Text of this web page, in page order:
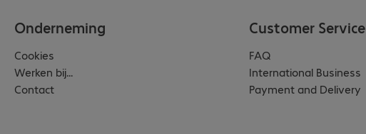
Onderneming
Cookies
Werken bij...
Contact
Customer Service
FAQ
International Business
Payment and Delivery